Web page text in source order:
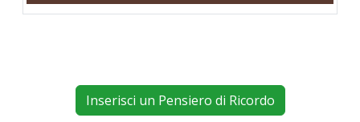
Inserisci un Pensiero di Ricordo